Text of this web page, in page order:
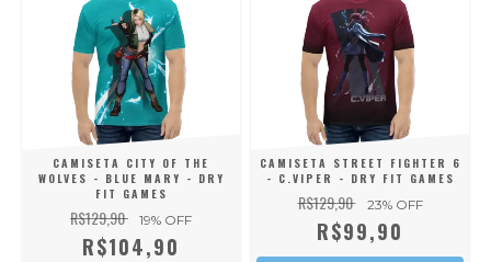
CAMISETA CITY OF THE
WOLVES - BLUE MARY - DRY
FIT GAMES
R$129,90 19% OFF
R$104,90
CAMISETA STREET FIGHTER 6
- C.VIPER - DRY FIT GAMES
R$129,90 23% OFF
R$99,90